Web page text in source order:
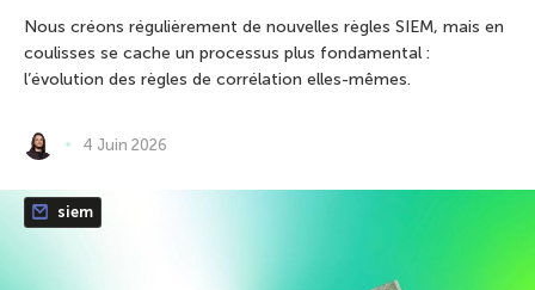
Nous créons régulièrement de nouvelles règles SIEM, mais en
coulisses se cache un processus plus fondamental :
l’évolution des règles de corrélation elles-mêmes.
4 Juin 2026
siem